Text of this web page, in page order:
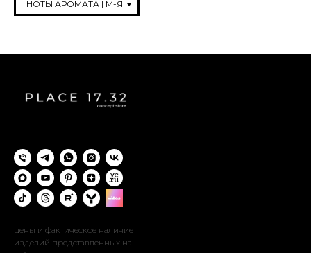
НОТЫ АРОМАТА | М-Я
цены и фактическое наличие
изделий представленных на